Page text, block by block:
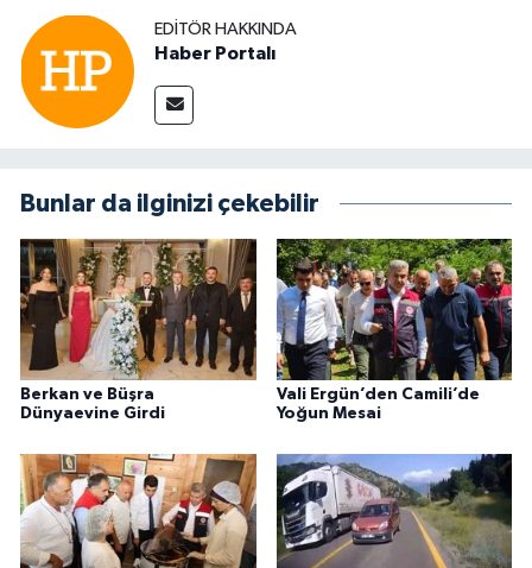
EDITÖR HAKKINDA
Haber Portalı
Bunlar da ilginizi çekebilir
Berkan ve Büşra
Dünyaevine Girdi
Vali Ergün’den Camili’de
Yoğun Mesai